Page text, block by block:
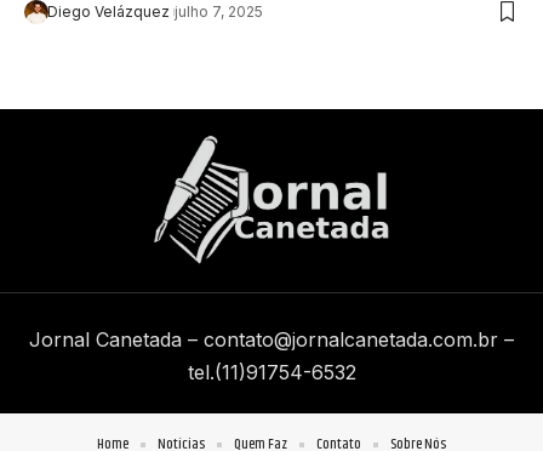
Diego Velázquez julho 7, 2025
Jornal Canetada – contato@jornalcanetada.com.br –
tel.(11)91754-6532
Home Notícias Quem Faz Contato Sobre Nós